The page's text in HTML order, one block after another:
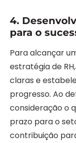
4.
para o
Para alcançar
estratégia de
claras e
progresso. Ao
consideração o
prazo para o
contribuição